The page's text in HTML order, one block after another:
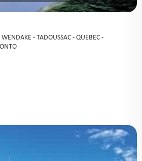
- TADOUSSAC - QUEBEC -